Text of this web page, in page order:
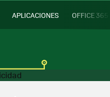
APLICACIONES OFFICE 365